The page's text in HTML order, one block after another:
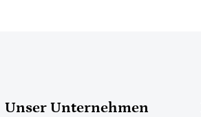
Unser Unternehmen